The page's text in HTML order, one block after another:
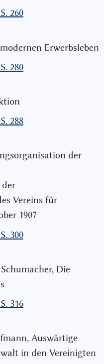
260
Erwerbsleben
280
288
der
Vereins für
1907
300
Die
316
Auswärtige
in den Vereinigten